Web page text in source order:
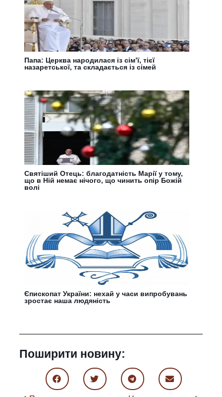
Папа: Церква народилася із сім’ї, тієї
назаретської, та складається із сімей
Святіший Отець: благодатність Марії у тому,
що в Ній немає нічого, що чинить опір Божій
волі
Єпископат України: нехай у часи випробувань
зростає наша людяність
Поширити новину: